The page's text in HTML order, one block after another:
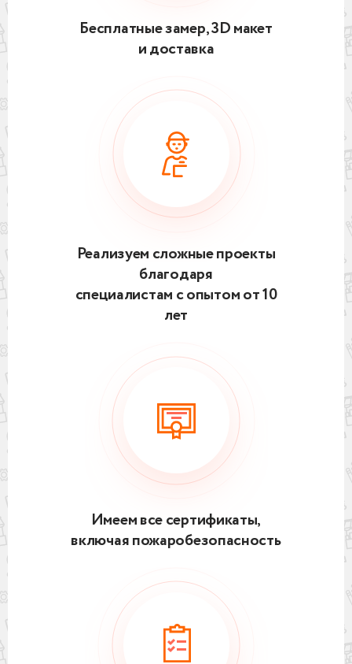
Бесплатные замер, 3D макет
и доставка
Реализуем сложные проекты
благодаря
специалистам с опытом от 10
лет
Имеем все сертификаты,
включая пожаробезопасность